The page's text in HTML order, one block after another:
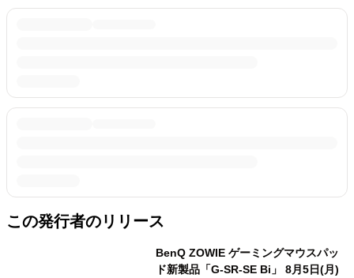
この発行者のリリース
BenQ ZOWIE ゲーミングマウスパッ
ド新製品「G-SR-SE Bi」 8月5日(月)